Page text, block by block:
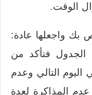
الوقت.
بك واجعلها عادة:
الجدول فتأكد من
اليوم التالي وعدم
عدم المذاكرة لعدة